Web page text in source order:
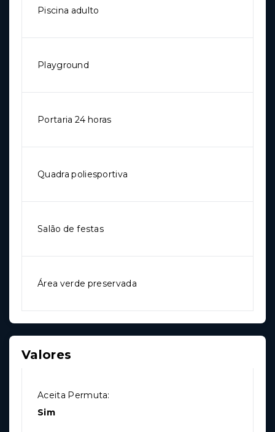
Piscina adulto
Playground
Portaria 24 horas
Quadra poliesportiva
Salão de festas
Área verde preservada
Valores
Aceita Permuta:
Sim